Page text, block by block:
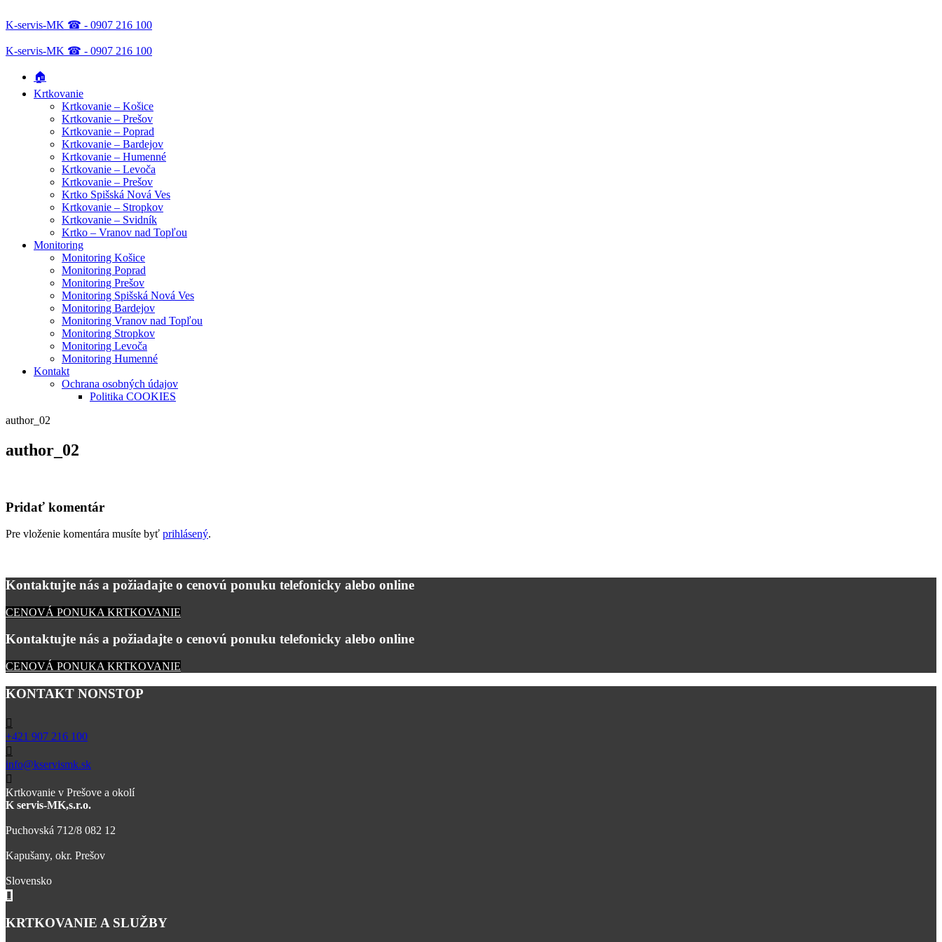
K-servis-MK ☎ - 0907 216 100
K-servis-MK ☎ - 0907 216 100
🏠
Krtkovanie
Krtkovanie – Košice
Krtkovanie – Prešov
Krtkovanie – Poprad
Krtkovanie – Bardejov
Krtkovanie – Humenné
Krtkovanie – Levoča
Krtkovanie – Prešov
Krtko Spišská Nová Ves
Krtkovanie – Stropkov
Krtkovanie – Svidník
Krtko – Vranov nad Topľou
Monitoring
Monitoring Košice
Monitoring Poprad
Monitoring Prešov
Monitoring Spišská Nová Ves
Monitoring Bardejov
Monitoring Vranov nad Topľou
Monitoring Stropkov
Monitoring Levoča
Monitoring Humenné
Kontakt
Ochrana osobných údajov
Politika COOKIES
author_02
author_02
Pridať komentár
Pre vloženie komentára musíte byť prihlásený.
Kontaktujte nás a požiadajte o cenovú ponuku telefonicky alebo online
CENOVÁ PONUKA KRTKOVANIE
Kontaktujte nás a požiadajte o cenovú ponuku telefonicky alebo online
CENOVÁ PONUKA KRTKOVANIE
KONTAKT NONSTOP
+421 907 216 100
info@kservismk.sk
Krtkovanie v Prešove a okolí
K servis-MK,s.r.o.
Puchovská 712/8 082 12
Kapušany, okr. Prešov
Slovensko
KRTKOVANIE A SLUŽBY